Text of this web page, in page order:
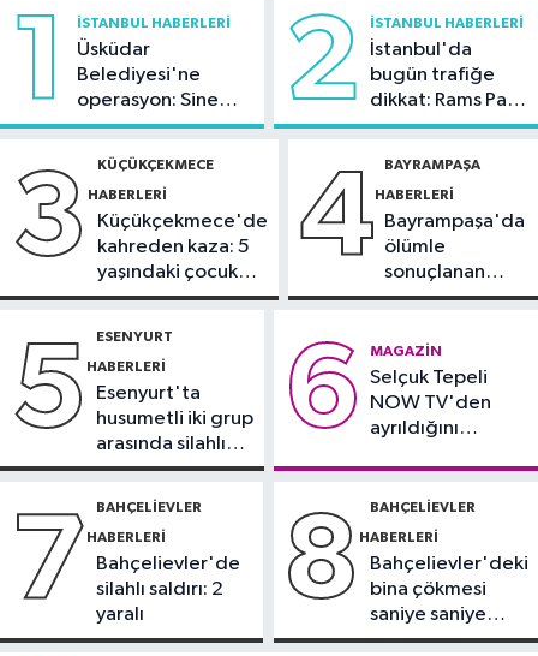
Bölge hedeflerine ulaşma yolunda
kaydedilen ilerlemeler ele alındı'
Arnavutköy Haberleri
19:15 Uludağ'da orman yangını
Güncel
mücadelenin startı verildi
1 İSTANBUL HABERLERI
Üsküdar
Belediyesi'ne
operasyon: Sinem
Dedetaş'a
2 İSTANBUL HABERLERI
İstanbul'da
bugün trafiğe
dikkat: Rams Park
çevresinde bazı
3 KÜÇÜKÇEKMECE
HABERLERI
Küçükçekmece'de
kahreden kaza: 5
yaşındaki çocuk
yoğun bakımda
4 BAYRAMPAŞA
HABERLERI
Bayrampaşa'da
ölümle
sonuçlanan
kaza: Sürücü
5 ESENYURT
HABERLERI
Esenyurt'ta
husumetli iki grup
arasında silahlı
kavga
6 MAGAZIN
Selçuk Tepeli
NOW TV'den
ayrıldığını
7 BAHÇELIEVLER
HABERLERI
Bahçelievler'de
silahlı saldırı: 2
yaralı
8 BAHÇELIEVLER
HABERLERI
Bahçelievler'deki
bina çökmesi
saniye saniye
görüntülendi